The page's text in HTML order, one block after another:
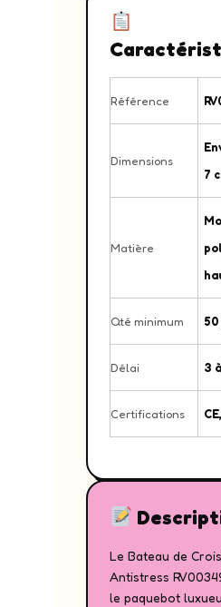
Référence
Dimensions
7
Matière
Qté minimum 50
Délai 3
Certifications
Le Bateau de
Antistress
le paquebot